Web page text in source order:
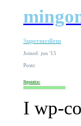
Supermedlem
Joined: jun '15
Posts:
Reputation:
I wp-